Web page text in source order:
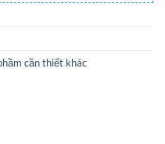
cần thiết khác